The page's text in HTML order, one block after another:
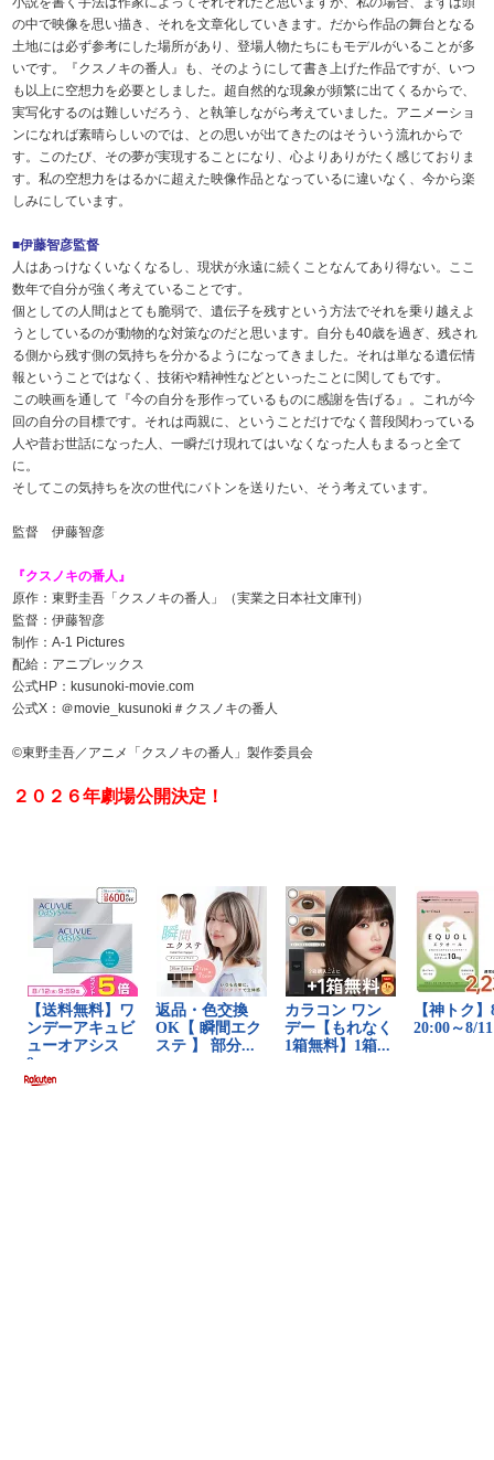
の中で映像を思い描き、それを文章化していきます。だから作品の舞台となる
土地には必ず参考にした場所があり、登場人物たちにもモデルがいることが多
いです。『クスノキの番人』も、そのようにして書き上げた作品ですが、いつ
も以上に空想力を必要としました。超自然的な現象が頻繁に出てくるからで、
実写化するのは難しいだろう、と執筆しながら考えていました。アニメーショ
ンになれば素晴らしいのでは、との思いが出てきたのはそういう流れからで
す。このたび、その夢が実現することになり、心よりありがたく感じておりま
す。私の空想力をはるかに超えた映像作品となっているに違いなく、今から楽
しみにしています。
■伊藤智彦監督
人はあっけなくいなくなるし、現状が永遠に続くことなんてあり得ない。ここ
数年で自分が強く考えていることです。
個としての人間はとても脆弱で、遺伝子を残すという方法でそれを乗り越えよ
うとしているのが動物的な対策なのだと思います。自分も40歳を過ぎ、残され
る側から残す側の気持ちを分かるようになってきました。それは単なる遺伝情
報ということではなく、技術や精神性などといったことに関してもです。
この映画を通して『今の自分を形作っているものに感謝を告げる』。これが今
回の自分の目標です。それは両親に、ということだけでなく普段関わっている
人や昔お世話になった人、一瞬だけ現れてはいなくなった人もまるっと全て
に。
そしてこの気持ちを次の世代にバトンを送りたい、そう考えています。
監督 伊藤智彦
『クスノキの番人』
原作：東野圭吾「クスノキの番人」（実業之日本社文庫刊）
監督：伊藤智彦
制作：A-1 Pictures
配給：アニプレックス
公式HP：kusunoki-movie.com
公式X：＠movie_kusunoki＃クスノキの番人
©東野圭吾／アニメ「クスノキの番人」製作委員会
２０２６年劇場公開決定！